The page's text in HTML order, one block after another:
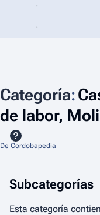
Categoría:
de labor,
De Cordobapedia
Subcategorías
Esta categoría